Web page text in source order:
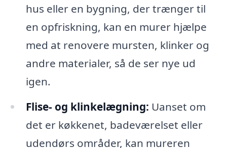
hus eller en bygning, der trænger til
en opfriskning, kan en murer hjælpe
med at renovere mursten, klinker og
andre materialer, så de ser nye ud
igen.
Flise- og klinkelægning: Uanset om
det er køkkenet, badeværelset eller
udendørs områder, kan mureren